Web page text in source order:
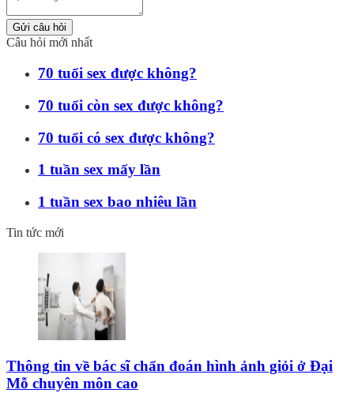
Gửi câu hỏi
Câu hỏi mới nhất
70 tuổi sex được không?
70 tuổi còn sex được không?
70 tuổi có sex được không?
1 tuần sex mấy lần
1 tuần sex bao nhiêu lần
Tin tức mới
Thông tin về bác sĩ chẩn đoán hình ảnh giỏi ở Đại
Mỗ chuyên môn cao